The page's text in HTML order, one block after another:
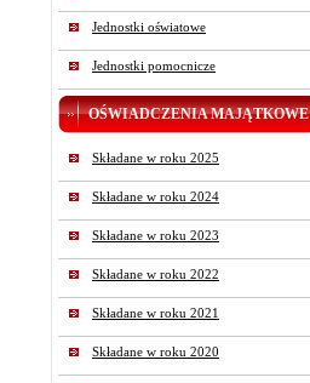
Jednostki oświatowe
Jednostki pomocnicze
OŚWIADCZENIA MAJĄTKOWE
Składane w roku 2025
Składane w roku 2024
Składane w roku 2023
Składane w roku 2022
Składane w roku 2021
Składane w roku 2020